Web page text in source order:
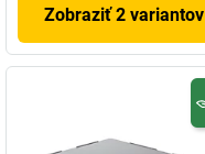
Zobraziť 2 variantov